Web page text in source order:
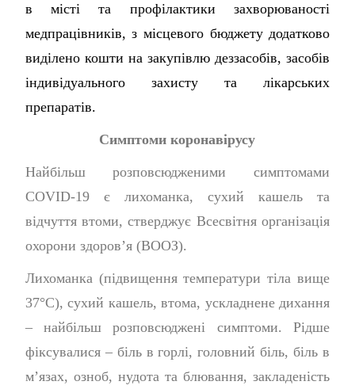
в місті та профілактики захворюваності
медпрацівників, з місцевого бюджету додатково
виділено кошти на закупівлю деззасобів, засобів
індивідуального захисту та лікарських
препаратів.
Симптоми коронавірусу
Найбільш розповсюдженими симптомами
COVID-19 є лихоманка, сухий кашель та
відчуття втоми, стверджує Всесвітня організація
охорони здоров’я (ВООЗ).
Лихоманка (підвищення температури тіла вище
37°C), сухий кашель, втома, ускладнене дихання
– найбільш розповсюджені симптоми. Рідше
фіксувалися – біль в горлі, головний біль, біль в
м’язах, озноб, нудота та блювання, закладеність